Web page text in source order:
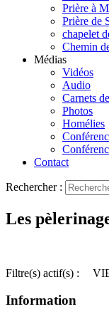
Prière à
Prière de
chapelet
Chemin
Médias
Vidéos
Audio
Carnets
Photos
Homélies
Contact
Rechercher :
Les
Filtre(s) actif(s) :
Information